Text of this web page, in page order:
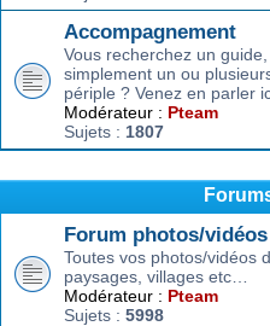
Accompagnement
Vous recherchez un
simplement un ou
périple ? Venez en parler
Modérateur : Pteam
Sujets : 1807
Forum photos/vidéos
Toutes vos photos/vidéos
paysages, villages etc…
Modérateur : Pteam
Sujets : 5998